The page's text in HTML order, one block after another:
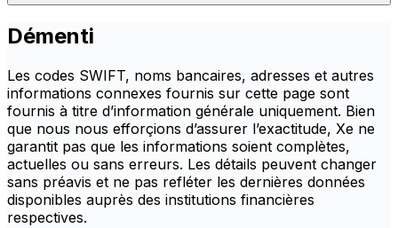
Démenti
Les codes SWIFT, noms bancaires, adresses et autres
informations connexes fournis sur cette page sont
fournis à titre d’information générale uniquement. Bien
que nous nous efforçions d’assurer l’exactitude, Xe ne
garantit pas que les informations soient complètes,
actuelles ou sans erreurs. Les détails peuvent changer
sans préavis et ne pas refléter les dernières données
disponibles auprès des institutions financières
respectives.